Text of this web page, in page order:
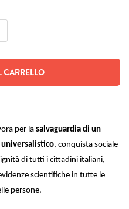
CARRELLO
per lasalvaguardia di un
, conquista sociale
di tutti i cittadini italiani,
scientifiche in tutte le
persone.